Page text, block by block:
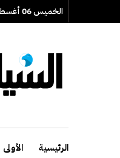
الخميس 06 أغسطس 2026
الرئيسية الأولى